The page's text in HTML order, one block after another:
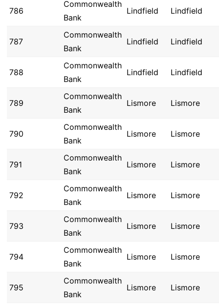
786
Commonwealth
Bank
Lindfield Lindfield
787
Commonwealth
Bank
Lindfield Lindfield
788
Commonwealth
Bank
Lindfield Lindfield
789
Commonwealth
Bank
Lismore Lismore
790
Commonwealth
Bank
Lismore Lismore
791
Commonwealth
Bank
Lismore Lismore
792
Commonwealth
Bank
Lismore Lismore
793
Commonwealth
Bank
Lismore Lismore
794
Commonwealth
Bank
Lismore Lismore
795
Commonwealth
Bank
Lismore Lismore